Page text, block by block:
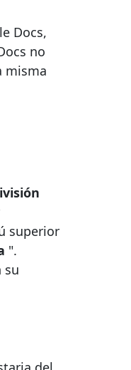
Docs,
no
misma
superior
".
su